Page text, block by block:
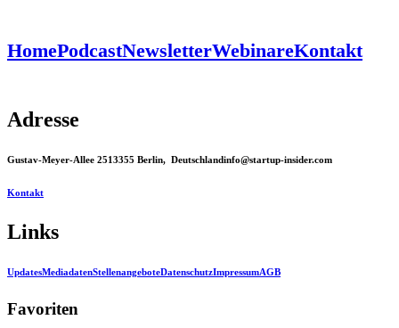
HomePodcastNewsletterWebinareKontakt
Adresse
Gustav-Meyer-Allee 2513355 Berlin, Deutschlandinfo@startup-insider.com
Kontakt
Links
UpdatesMediadatenStellenangeboteDatenschutzImpressumAGB
Favoriten